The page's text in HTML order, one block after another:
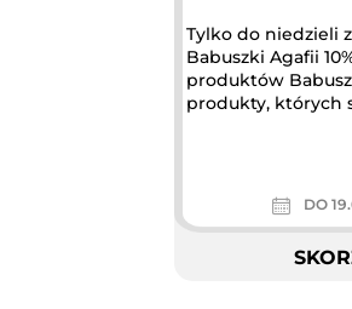
Tylko do niedzieli
Babuszki Agafii 10% taniej! Zielona linia
produktów
DO